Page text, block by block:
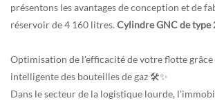
présentons les avantages de conception et de
réservoir de 4 160 litres. Cylindre GNC de type
Optimisation de l'efficacité de votre flotte
intelligente des bouteilles de gaz 🛠️✨
Dans le secteur de la logistique lourde,